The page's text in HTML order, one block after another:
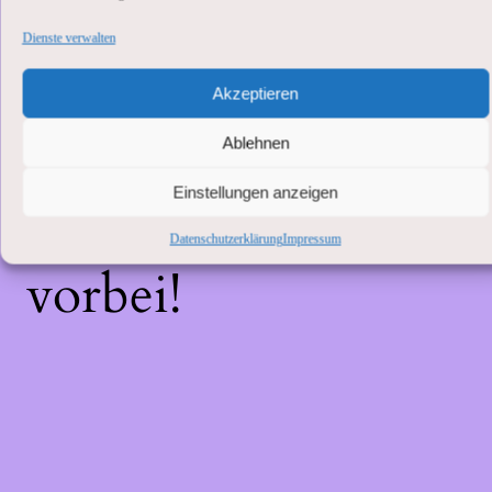
Dienste verwalten
Akzeptieren
Ablehnen
Einstellungen anzeigen
DatenschutzerklärungImpressum
Wir arbeiten an
großartigen Sache –
schau bald wieder
vorbei!